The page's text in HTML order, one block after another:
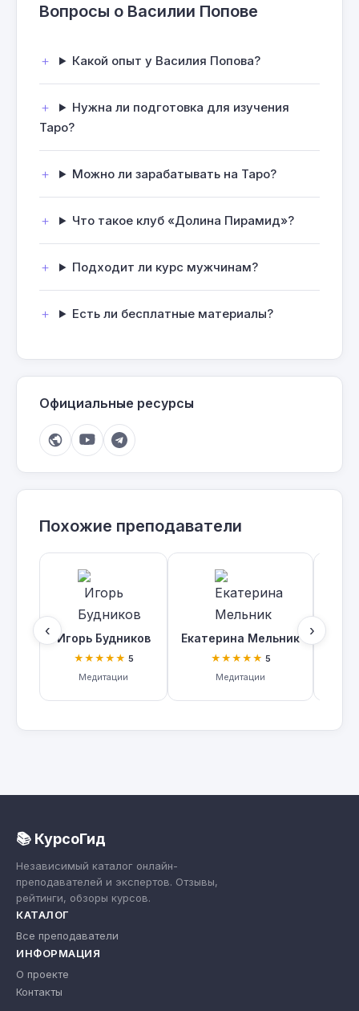
Вопросы о Василии Попове
Какой опыт у Василия Попова?
Нужна ли подготовка для изучения
Таро?
Можно ли зарабатывать на Таро?
Что такое клуб «Долина Пирамид»?
Подходит ли курс мужчинам?
Есть ли бесплатные материалы?
Официальные ресурсы
Похожие преподаватели
‹ Игорь Будников
★★★★★ 5
Медитации
Екатерина Мельник
★★★★★ 5
Медитации
›
📚 КурсоГид
Независимый каталог онлайн-
преподавателей и экспертов. Отзывы,
рейтинги, обзоры курсов.
КАТАЛОГ
Все преподаватели
ИНФОРМАЦИЯ
О проекте
Контакты